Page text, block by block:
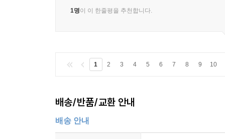
1명이 이 한줄평을 추천합니다.
1 2 3 4 5 6 7 8 9 10
배송/반품/교환 안내
배송 안내